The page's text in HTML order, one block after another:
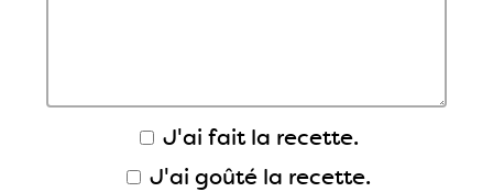
J'ai fait la recette.
J'ai goûté la recette.